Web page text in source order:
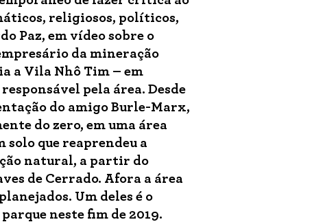
religiosos, políticos,
Paz, em vídeo sobre o
da mineração
a Vila Nhô Tim – em
pela área. Desde
do amigo Burle-Marx,
do zero, em uma área
solo que reaprendeu a
natural, a partir do
de Cerrado. Afora a área
Um deles é o
neste fim de 2019.